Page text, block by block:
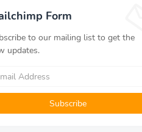
Form
to our mailing list to get the
updates.